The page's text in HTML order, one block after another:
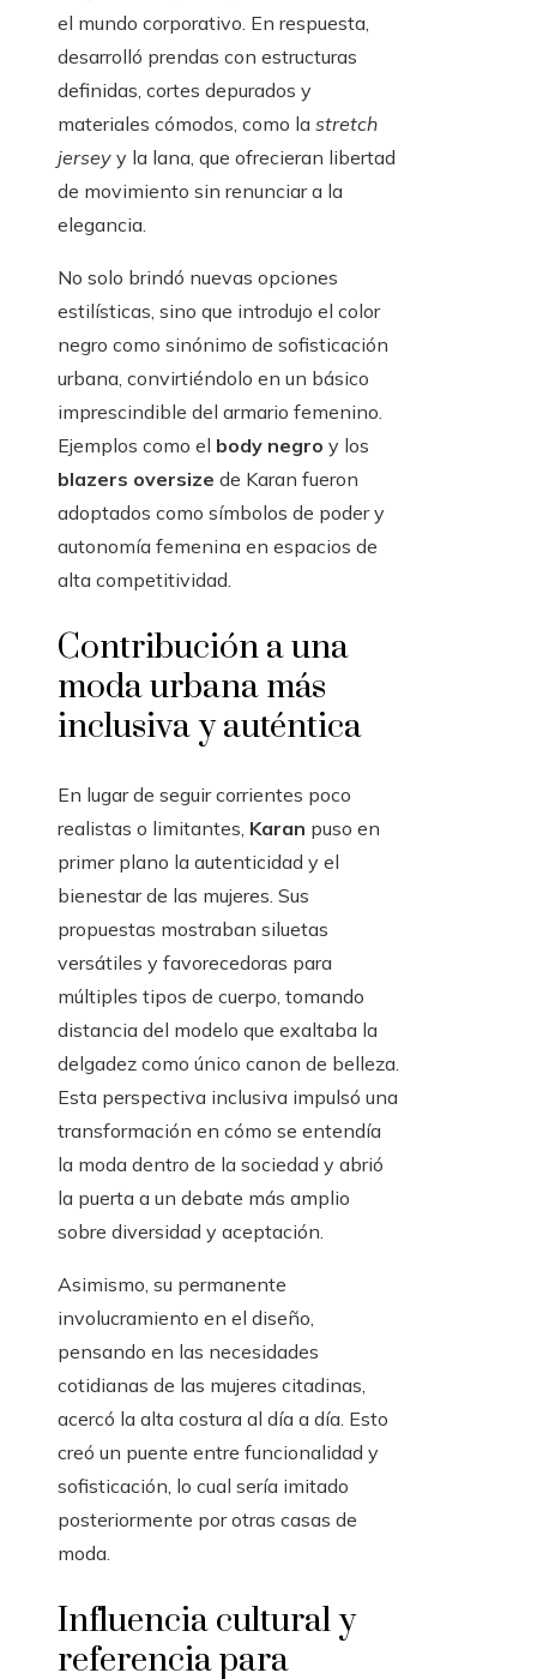
el mundo corporativo. En respuesta,
desarrolló prendas con estructuras
definidas, cortes depurados y
materiales cómodos, como la stretch
jersey y la lana, que ofrecieran libertad
de movimiento sin renunciar a la
elegancia.
No solo brindó nuevas opciones
estilísticas, sino que introdujo el color
negro como sinónimo de sofisticación
urbana, convirtiéndolo en un básico
imprescindible del armario femenino.
Ejemplos como el body negro y los
blazers oversize de Karan fueron
adoptados como símbolos de poder y
autonomía femenina en espacios de
alta competitividad.
Contribución a una
moda urbana más
inclusiva y auténtica
En lugar de seguir corrientes poco
realistas o limitantes, Karan puso en
primer plano la autenticidad y el
bienestar de las mujeres. Sus
propuestas mostraban siluetas
versátiles y favorecedoras para
múltiples tipos de cuerpo, tomando
distancia del modelo que exaltaba la
delgadez como único canon de belleza.
Esta perspectiva inclusiva impulsó una
transformación en cómo se entendía
la moda dentro de la sociedad y abrió
la puerta a un debate más amplio
sobre diversidad y aceptación.
Asimismo, su permanente
involucramiento en el diseño,
pensando en las necesidades
cotidianas de las mujeres citadinas,
acercó la alta costura al día a día. Esto
creó un puente entre funcionalidad y
sofisticación, lo cual sería imitado
posteriormente por otras casas de
moda.
Influencia cultural y
referencia para